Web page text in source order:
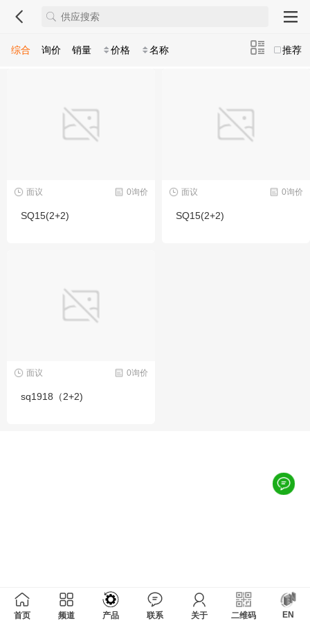
推荐
综合 询价 销量 价格 名称
0询价
面议
SQ15(2+2)
0询价
面议
SQ15(2+2)
0询价
面议
sq1918（2+2)
首页 频道 产品 联系 关于 二维码 EN